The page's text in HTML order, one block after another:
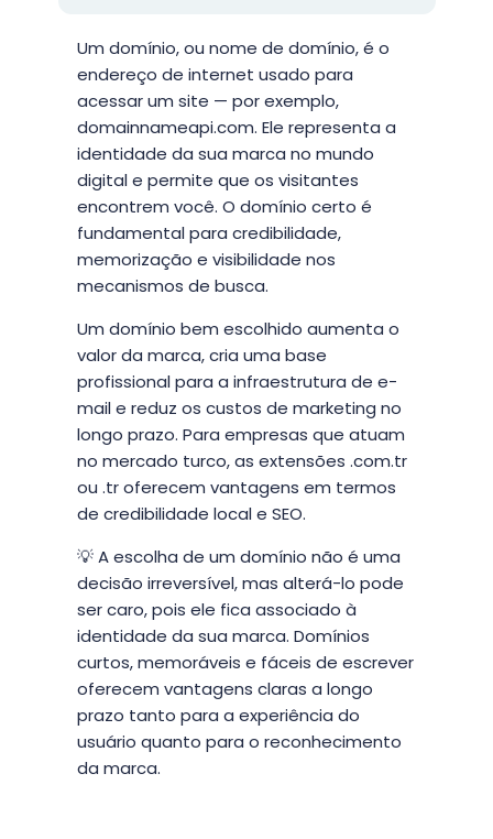
Um domínio, ou nome de domínio, é o
endereço de internet usado para
acessar um site — por exemplo,
domainnameapi.com. Ele representa a
identidade da sua marca no mundo
digital e permite que os visitantes
encontrem você. O domínio certo é
fundamental para credibilidade,
memorização e visibilidade nos
mecanismos de busca.
Um domínio bem escolhido aumenta o
valor da marca, cria uma base
profissional para a infraestrutura de e-
mail e reduz os custos de marketing no
longo prazo. Para empresas que atuam
no mercado turco, as extensões .com.tr
ou .tr oferecem vantagens em termos
de credibilidade local e SEO.
💡 A escolha de um domínio não é uma
decisão irreversível, mas alterá-lo pode
ser caro, pois ele fica associado à
identidade da sua marca. Domínios
curtos, memoráveis e fáceis de escrever
oferecem vantagens claras a longo
prazo tanto para a experiência do
usuário quanto para o reconhecimento
da marca.